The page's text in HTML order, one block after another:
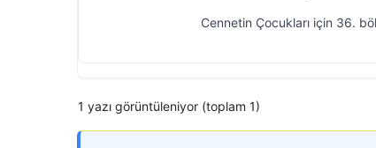
Cennetin Çocukları için 36.
1 yazı görüntüleniyor (toplam 1)